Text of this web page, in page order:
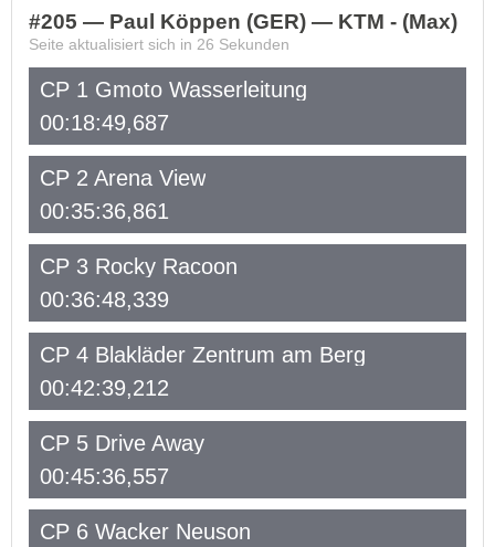
#205 — Paul Köppen (GER) — KTM - (Max)
Seite aktualisiert sich in 26 Sekunden
CP 1 Gmoto Wasserleitung
00:18:49,687
CP 2 Arena View
00:35:36,861
CP 3 Rocky Racoon
00:36:48,339
CP 4 Blakläder Zentrum am Berg
00:42:39,212
CP 5 Drive Away
00:45:36,557
CP 6 Wacker Neuson